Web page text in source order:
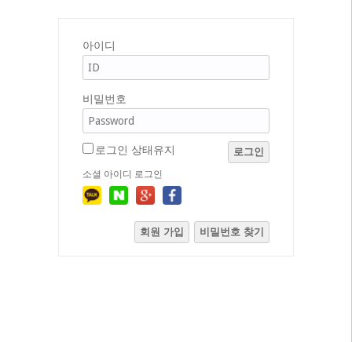
아이디
비밀번호
로그인 상태유지 로그인
소셜 아이디 로그인
회원 가입 비밀번호 찾기